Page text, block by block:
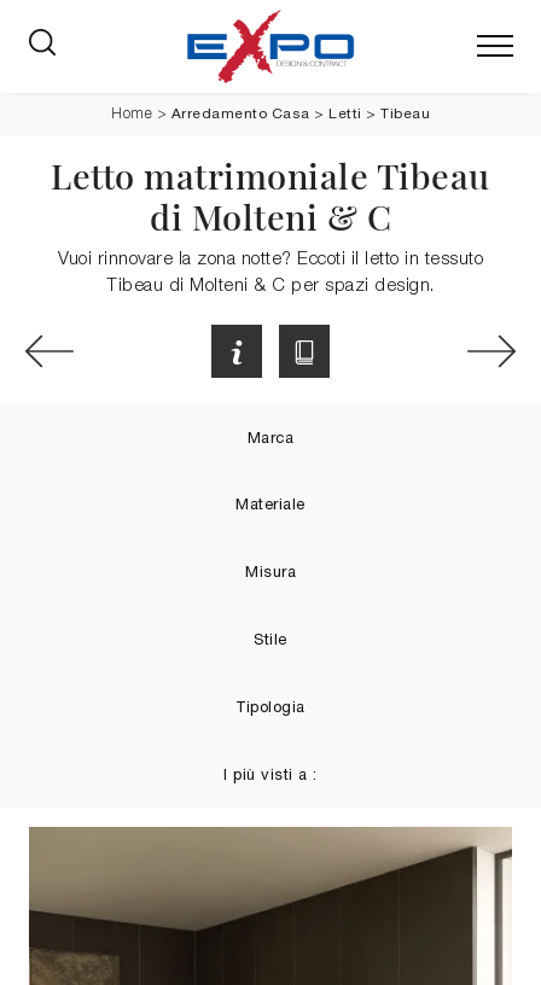
Home > Arredamento Casa > Letti > Tibeau
Letto matrimoniale Tibeau
di Molteni & C
Vuoi rinnovare la zona notte? Eccoti il letto in tessuto
Tibeau di Molteni & C per spazi design.
Marca
Materiale
Misura
Stile
Tipologia
I più visti a :